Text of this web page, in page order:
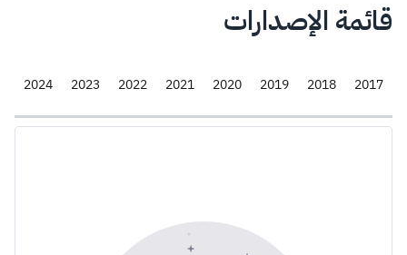
قائمة الإصدارات
2017
2018
2019
2020
2021
2022
2023
2024